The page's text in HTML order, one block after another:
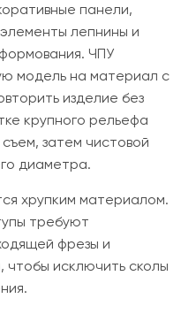
панели,
лепнины и
ЧПУ
модель на материал с
изделие без
крупного рельефа
затем чистовой
диаметра.
хрупким материалом.
требуют
фрезы и
чтобы исключить сколы